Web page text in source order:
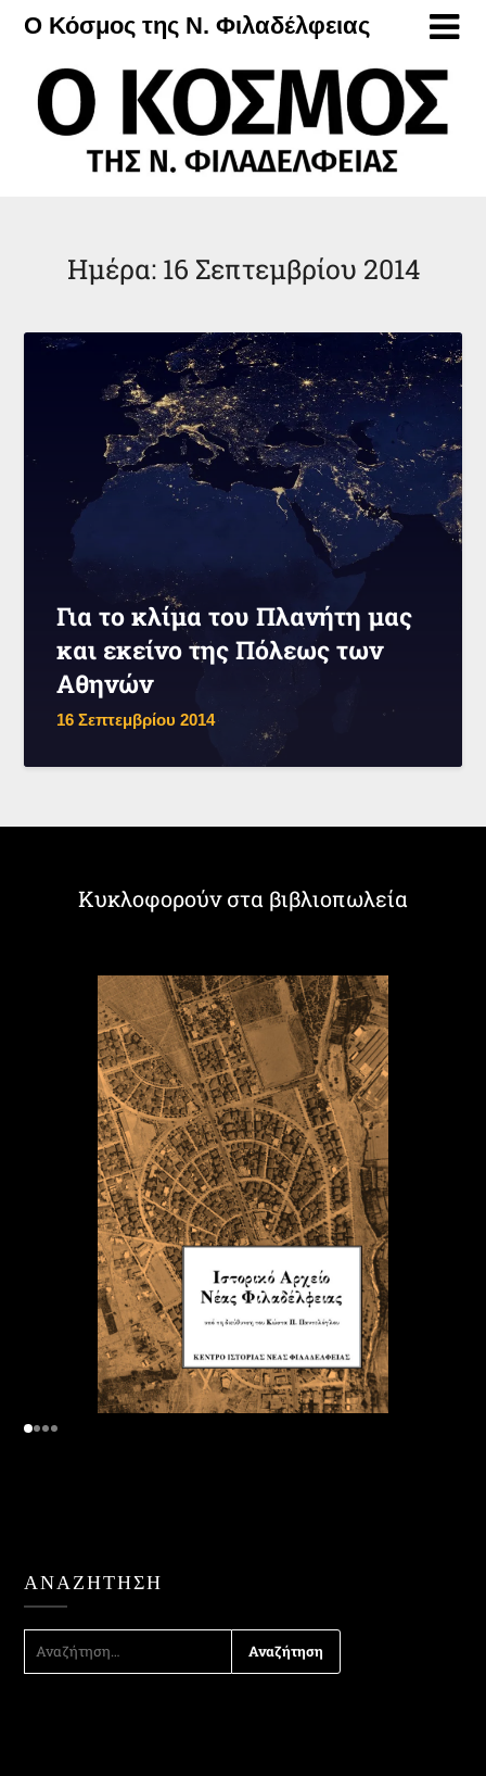
Μετάβαση
περιεχόμενο
Ο Κόσμος της Ν. Φιλαδέλφειας
Ημέρα: 16 Σεπτεμβρίου 2014
Για το κλίμα του Πλανήτη μας
και εκείνο της Πόλεως των
Αθηνών
16 Σεπτεμβρίου 2014
Κυκλοφορούν στα βιβλιοπωλεία
ΑΝΑΖΉΤΗΣΗ
ΑΝΑΖΉΤΗΣΗ
ΓΙΑ: